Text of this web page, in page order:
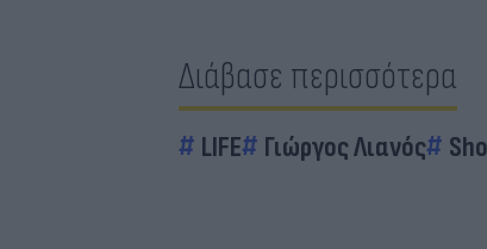
Διάβασε περισσότερα
LIFE Γιώργος Λιανός